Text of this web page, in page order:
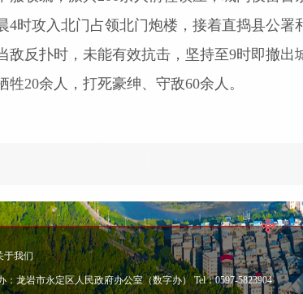
4时攻入北门占领北门炮楼，接着直捣县公署
敌反扑时，未能有效抗击，坚持至9时即撤出
牲20余人，打死豪绅、守敌60余人。
于我们
龙岩市永定区人民政府办公室（数字办） Tel：0597-5823904